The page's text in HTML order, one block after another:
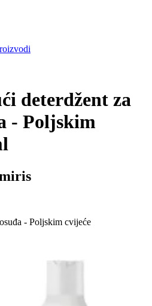
deterdžent za
- Poljskim
- Poljskim cvijeće